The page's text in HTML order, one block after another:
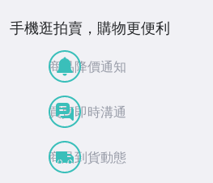
手機逛拍賣，購物更便利
商品降價通知
買賣即時溝通
商品到貨動態